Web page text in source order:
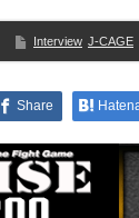
Interview J-CAGE
Share